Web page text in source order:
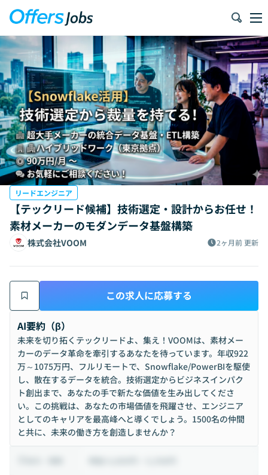
リードエンジニア
【テックリード候補】技術選定・設計からお任せ！
素材メーカーのモダンデータ基盤構築
株式会社VOOM 2ヶ月前 更新
この求人に応募する
AI要約（β）
未来を切り拓くテックリードよ、集え！VOOMは、素材メー
カーのデータ革命を牽引するあなたを待っています。年収922
万～1075万円、フルリモートで、Snowflake/PowerBIを駆使
し、散在するデータを統合。技術選定からビジネスインパク
ト創出まで、あなたの手で新たな価値を生み出してくださ
い。この挑戦は、あなたの市場価値を飛躍させ、エンジニア
としてのキャリアを最高峰へと導くでしょう。1500名の仲間
と共に、未来の働き方を創造しませんか？